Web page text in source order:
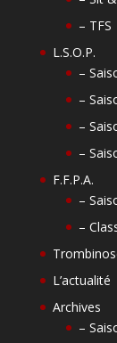
– TFS
L.S.O.P.
–
–
–
–
F.F.P.A.
–
–
L’actualité
Archives
–